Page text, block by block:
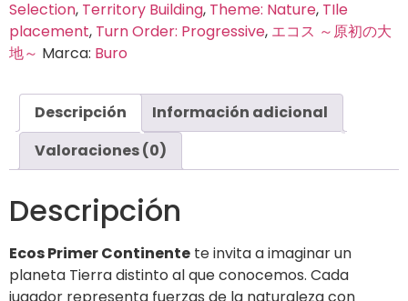
Selection, Territory Building, Theme: Nature, TIle
placement, Turn Order: Progressive, エコス ～原初の大
地～ Marca: Buro
Descripción
Información adicional
Valoraciones (0)
Descripción
Ecos Primer Continente te invita a imaginar un
planeta Tierra distinto al que conocemos. Cada
jugador representa fuerzas de la naturaleza con